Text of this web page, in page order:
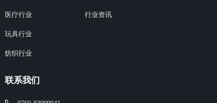
联系我们
医疗行业
玩具行业
纺织行业
行业资讯